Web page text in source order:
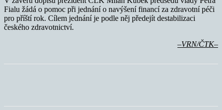
Fialu žádá o pomoc při jednání o navýšení financí za zdravotní péči
pro příští rok. Cílem jednání je podle něj předejít destabilizaci
českého zdravotnictví.
–VRN/ČTK–